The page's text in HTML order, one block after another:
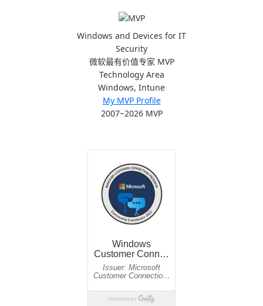
Windows and Devices for IT
Security
微软最有价值专家 MVP
Technology Area
Windows, Intune
My MVP Profile
2007~2026 MVP